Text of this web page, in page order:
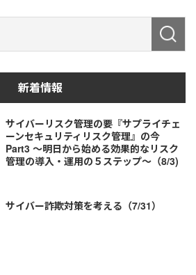
新着情報
サイバーリスク管理の要『サプライチェ
ーンセキュリティリスク管理』の今
Part3 ～明日から始める効果的なリスク
管理の導入・運用の５ステップ～（8/3)
サイバー詐欺対策を考える（7/31）